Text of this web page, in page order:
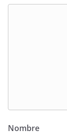
Nombre